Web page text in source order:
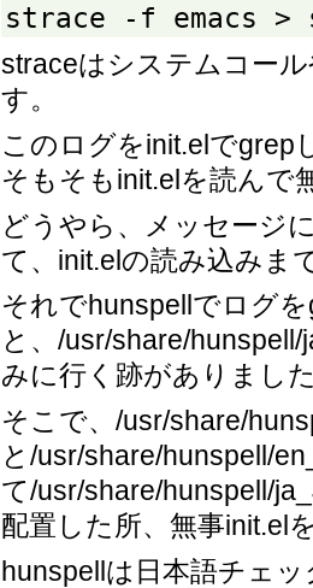
strace -f emacs >
straceはシステムコー
す。
このログをinit.elでgrep
そもそもinit.elを読んで
どうやら、メッセージ
て、init.elの読み込みま
それでhunspellでログ
と、/usr/share/
みに行く跡がありまし
そこで、/usr/share/
と/usr/share/hunspell/
て/usr/share/hunspell/
配置した所、無事init.el
hunspellは日本語チェ